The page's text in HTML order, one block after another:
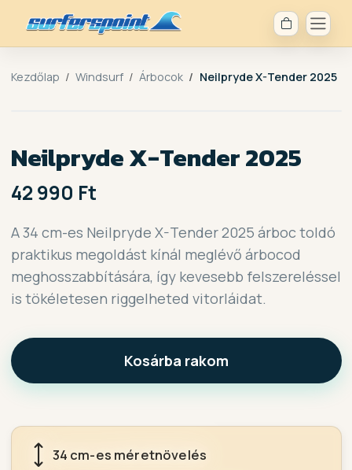
Kezdőlap Windsurf Árbocok Neilpryde X-Tender 2025
Neilpryde X-Tender 2025
42 990 Ft
A 34 cm-es Neilpryde X-Tender 2025 árboc toldó
praktikus megoldást kínál meglévő árbocod
meghosszabbítására, így kevesebb felszereléssel
is tökéletesen riggelheted vitorláidat.
Kosárba rakom
34 cm-es méretnövelés